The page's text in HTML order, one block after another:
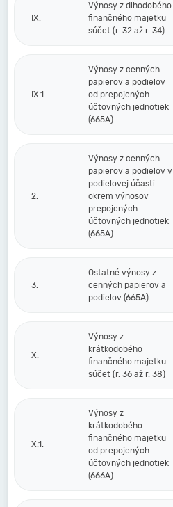
IX.
Výnosy z dlhodobého
finančného majetku
súčet (r. 32 až r. 34)
IX.1.
Výnosy z cenných
papierov a podielov
od prepojených
účtovných jednotiek
(665A)
2.
Výnosy z cenných
papierov a podielov v
podielovej účasti
okrem výnosov
prepojených
účtovných jednotiek
(665A)
3.
Ostatné výnosy z
cenných papierov a
podielov (665A)
X.
Výnosy z
krátkodobého
finančného majetku
súčet (r. 36 až r. 38)
X.1.
Výnosy z
krátkodobého
finančného majetku
od prepojených
účtovných jednotiek
(666A)